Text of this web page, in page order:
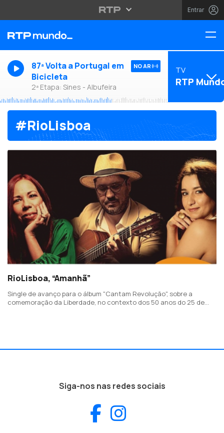
Entrar
87ª Volta a Portugal em
Bicicleta
2ª Etapa: Sines - Albufeira
NO AR TV
RTP
#RioLisboa
RioLisboa, “Amanhã”
Single de avanço para o álbum "Cantam Revolução", sobre a
comemoração da Liberdade, no contexto dos 50 anos do 25 de
Siga-nos nas redes sociais
Facebook